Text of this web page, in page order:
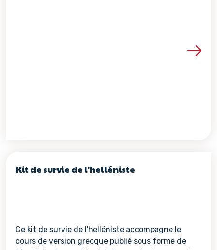
Voir les détails de la
Kit de survie de l'helléniste
Ce kit de survie de l'helléniste accompagne le
cours de version grecque publié sous forme de